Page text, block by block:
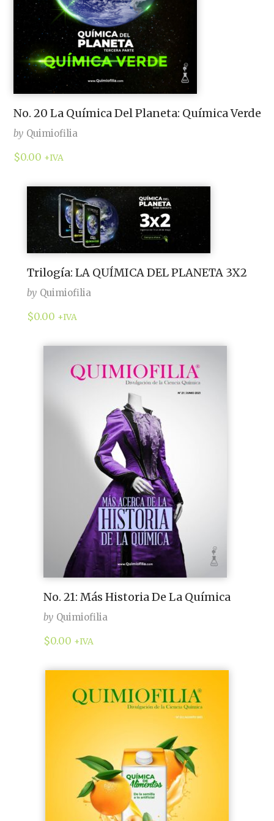
No. 20 La Química Del Planeta: Química Verde
by Quimiofilia
$0.00 +IVA
Trilogía: LA QUÍMICA DEL PLANETA 3X2
by Quimiofilia
$0.00 +IVA
No. 21: Más Historia De La Química
by Quimiofilia
$0.00 +IVA